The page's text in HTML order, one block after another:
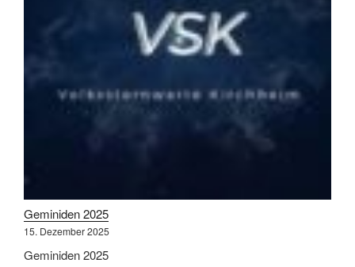
Geminiden 2025
15. Dezember 2025
Geminiden 2025